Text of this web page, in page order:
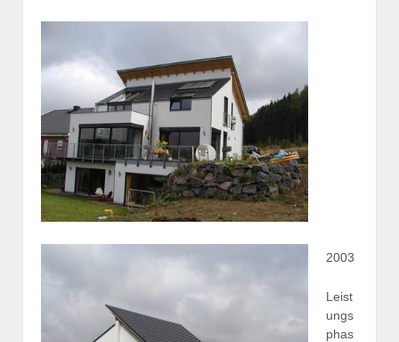
2003
Leist
ungs
phas